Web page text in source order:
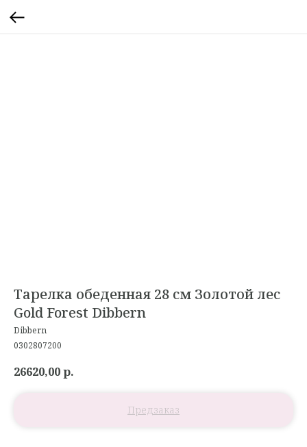
Тарелка обеденная 28 см Золотой лес
Gold Forest Dibbern
Dibbern
0302807200
26620,00р.